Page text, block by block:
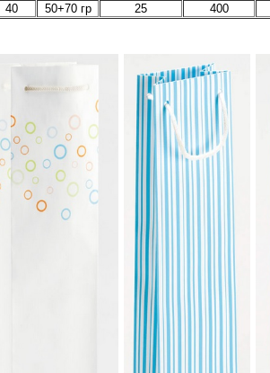
40 50+70 гр 25 400